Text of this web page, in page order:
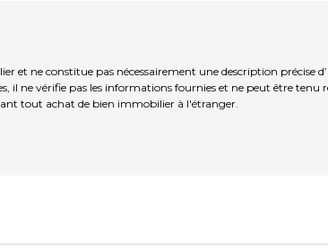
et ne constitue pas nécessairement une description précise
il ne vérifie pas les informations fournies et ne peut être tenu
tout achat de bien immobilier à l'étranger.